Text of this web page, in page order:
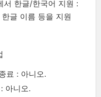
서 한글/한국어 지원 :
글 이름 등을 지원
료 : 아니오.
아니오.